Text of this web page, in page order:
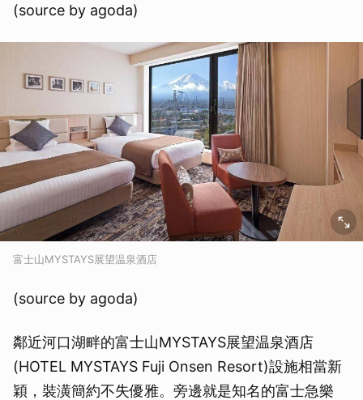
(source by agoda)
富士山MYSTAYS展望温泉酒店
(source by agoda)
鄰近河口湖畔的富士山MYSTAYS展望温泉酒店
(HOTEL MYSTAYS Fuji Onsen Resort)設施相當新
穎，裝潢簡約不失優雅。旁邊就是知名的富士急樂